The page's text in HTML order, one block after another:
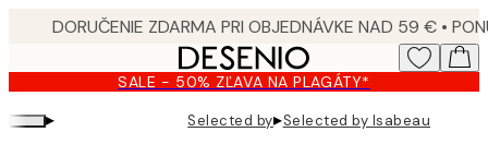
content.
SALE - 50% ZĽAVA NA PLAGÁTY*
▸ Selected by▸Selected by Isabeau